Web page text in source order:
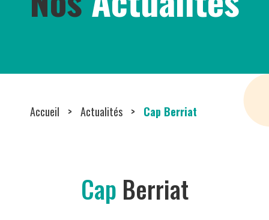
Accueil > Actualités > Cap Berriat
Cap Berriat